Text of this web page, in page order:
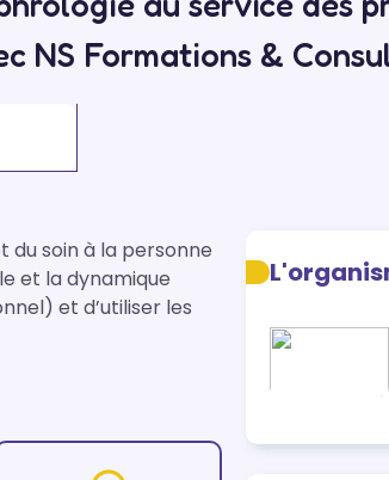
NS Formations &
soin à la personne
et la dynamique
et d’utiliser les